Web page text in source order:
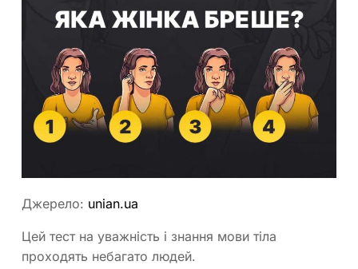
Джерело: unian.ua
Цей тест на уважність і знання мови тіла
проходять небагато людей.